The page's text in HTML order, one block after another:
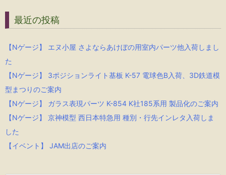
最近の投稿
【Nゲージ】 エヌ小屋 さよならあけぼの用室内パーツ他入荷しまし
た
【Nゲージ】 3ポジションライト基板 K-57 電球色B入荷、3D鉄道模
型まつりのご案内
【Nゲージ】 ガラス表現パーツ K-854 K社185系用 製品化のご案内
【Nゲージ】 京神模型 西日本特急用 種別・行先インレタ入荷しま
した
【イベント】 JAM出店のご案内